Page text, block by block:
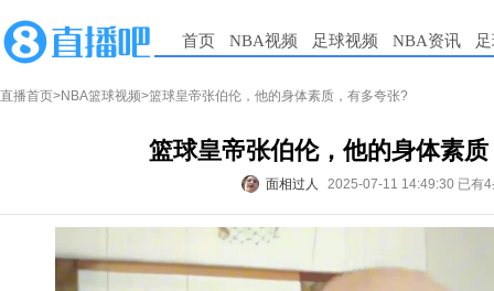
首页 NBA视频 足球视频 NBA资讯
直播首页>NBA篮球视频>篮球皇帝张伯伦，他的身体素质，有多夸张?
篮球皇帝张伯伦，他的身体素
面相过人 2025-07-11 14:49:30 已有